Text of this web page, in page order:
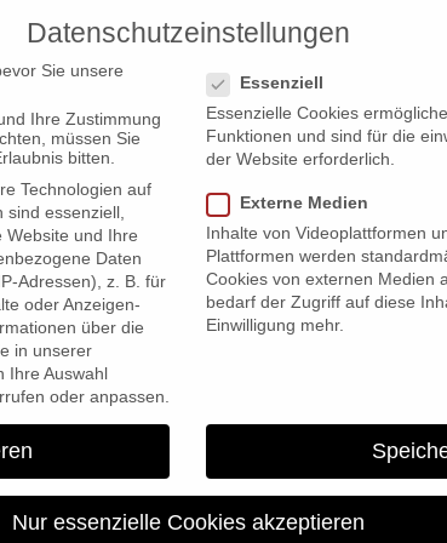
PRODUCTIONS
at Docudays
Gold” runs
Docudays
Datenschutzeinstellungen
Sie unsere
Ihre Zustimmung
müssen Sie
bitten.
Technologien auf
essenziell,
Website und Ihre
Daten
Adressen), z. B. für
oder Anzeigen-
über die
in unserer
Ihre Auswahl
oder anpassen.
Essenziell
Essenzielle Cookies
Funktionen und sind für die
der Website erforderlich.
Externe Medien
Inhalte von Videoplattformen
Plattformen werden
Cookies von externen Medien
bedarf der Zugriff auf diese
Einwilligung mehr.
Nur essenzielle Cookies akzeptieren